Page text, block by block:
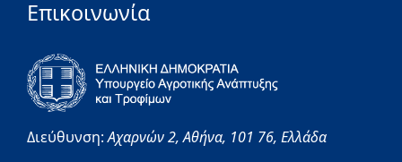
Επικοινωνία
Διεύθυνση:Αχαρνών 2,Αθήνα, 101 76, Ελλάδα